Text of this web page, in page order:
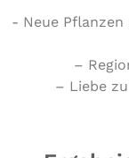
- Neue Pflanzen
–
– Liebe